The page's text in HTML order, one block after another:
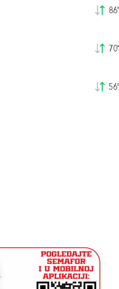
86'
70'
56'